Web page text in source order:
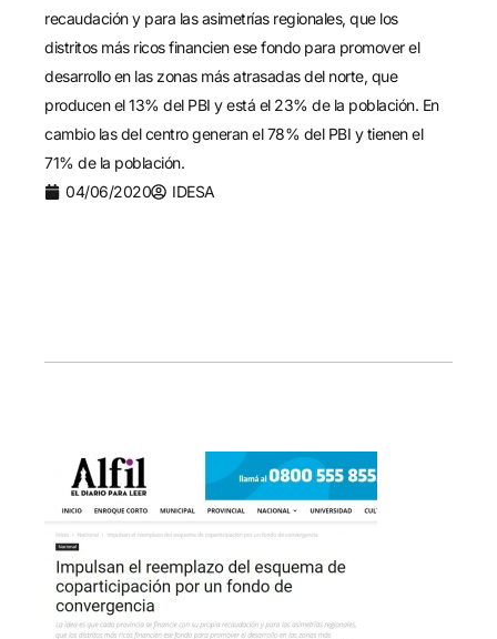
recaudación y para las asimetrías regionales, que los
distritos más ricos financien ese fondo para promover el
desarrollo en las zonas más atrasadas del norte, que
producen el 13% del PBI y está el 23% de la población. En
cambio las del centro generan el 78% del PBI y tienen el
71% de la población.
04/06/2020
IDESA